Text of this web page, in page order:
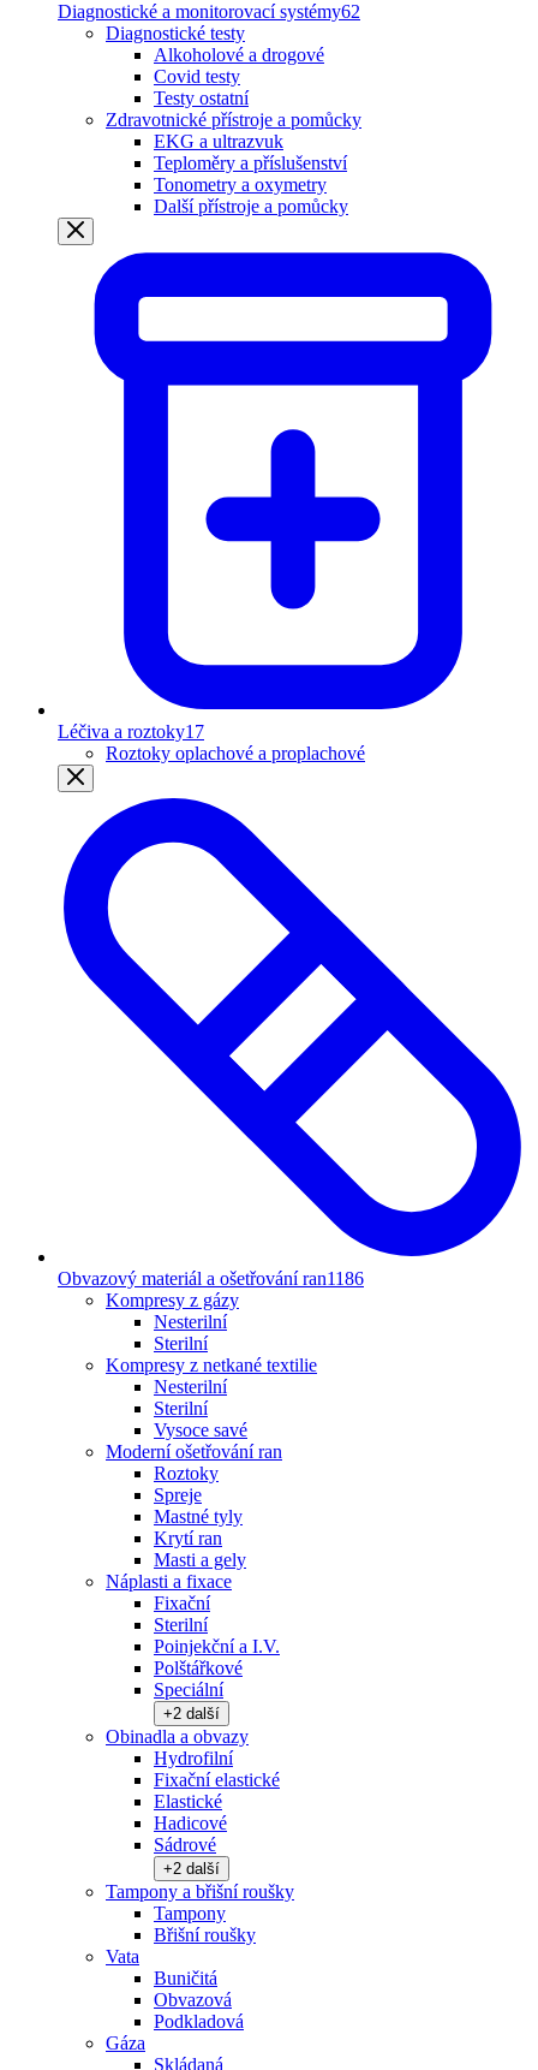
Diagnostické a monitorovací systémy62
Diagnostické testy
Alkoholové a drogové
Covid testy
Testy ostatní
Zdravotnické přístroje a pomůcky
EKG a ultrazvuk
Teploměry a příslušenství
Tonometry a oxymetry
Další přístroje a pomůcky
Léčiva a roztoky17
Roztoky oplachové a proplachové
Obvazový materiál a ošetřování ran1186
Kompresy z gázy
Nesterilní
Sterilní
Kompresy z netkané textilie
Nesterilní
Sterilní
Vysoce savé
Moderní ošetřování ran
Roztoky
Spreje
Mastné tyly
Krytí ran
Masti a gely
Náplasti a fixace
Fixační
Sterilní
Poinjekční a I.V.
Polštářkové
Speciální
+2 další
Obinadla a obvazy
Hydrofilní
Fixační elastické
Elastické
Hadicové
Sádrové
+2 další
Tampony a břišní roušky
Tampony
Břišní roušky
Vata
Buničitá
Obvazová
Podkladová
Gáza
Skládaná